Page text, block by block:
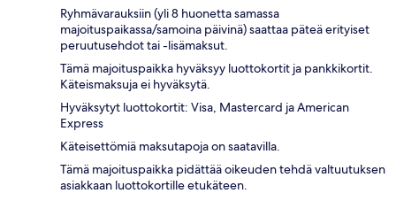
Ryhmävarauksiin (yli 8 huonetta samassa
majoituspaikassa/samoina päivinä) saattaa päteä erityiset
peruutusehdot tai -lisämaksut.
Tämä majoituspaikka hyväksyy luottokortit ja pankkikortit.
Käteismaksuja ei hyväksytä.
Hyväksytyt luottokortit: Visa, Mastercard ja American
Express
Käteisettömiä maksutapoja on saatavilla.
Tämä majoituspaikka pidättää oikeuden tehdä valtuutuksen
asiakkaan luottokortille etukäteen.